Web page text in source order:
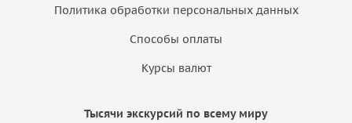
Политика обработки персональных данных
Способы оплаты
Курсы валют
Тысячи экскурсий по всему миру